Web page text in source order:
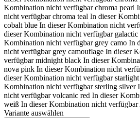
Kombination nicht verfügbar chroma pearl
nicht verfügbar chroma teal In dieser
cobalt blue In dieser Kombination nicht
dieser Kombination nicht verfügbar
Kombination nicht verfügbar grey camo In
nicht verfügbar grey camouflage In dieser
verfügbar midnight black In dieser
nova pink In dieser Kombination nicht
dieser Kombination nicht verfügbar
Kombination nicht verfügbar sterling silver
nicht verfügbar volcanic red In dieser
weiß In dieser Kombination nicht verfügbar
Variante auswählen